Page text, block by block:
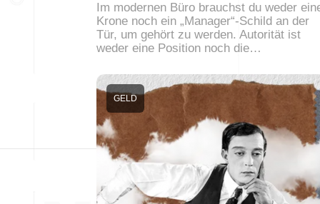
Im modernen Büro brauchst du weder
Krone noch ein „Manager“-Schild an der
Tür, um gehört zu werden. Autorität ist
weder eine Position noch die…
GELD